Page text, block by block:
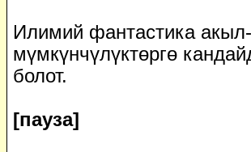
Илимий фантастика
мүмкүнчүлүктөргө
болот.
[пауза]